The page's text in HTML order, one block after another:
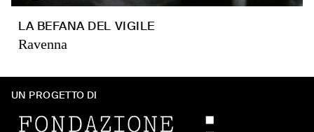
LA BEFANA DEL VIGILE
Ravenna
UN PROGETTO DI